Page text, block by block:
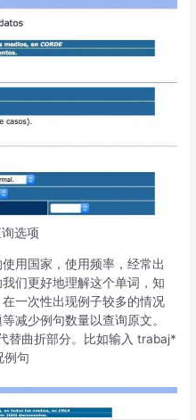
选项
用国家，使用频率，经常出
们更好地理解这个单词，知
一次性出现例子较多的情况
减少例句数量以查询原文。
替曲折部分。比如输入 trabaj*
例句